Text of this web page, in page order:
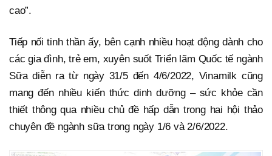
cao”.
Tiếp nối tinh thần ấy, bên cạnh nhiều hoạt động dành cho
các gia đình, trẻ em, xuyên suốt Triển lãm Quốc tế ngành
Sữa diễn ra từ ngày 31/5 đến 4/6/2022, Vinamilk cũng
mang đến nhiều kiến thức dinh dưỡng – sức khỏe cần
thiết thông qua nhiều chủ đề hấp dẫn trong hai hội thảo
chuyên đề ngành sữa trong ngày 1/6 và 2/6/2022.